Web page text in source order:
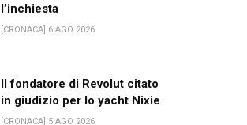
l’inchiesta
[CRONACA] 6 AGO 2026
Il fondatore di Revolut citato
in giudizio per lo yacht Nixie
[CRONACA] 5 AGO 2026